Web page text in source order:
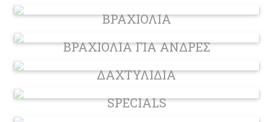
ΒΡΑΧΙΟΛΙΑ
ΒΡΑΧΙΟΛΙΑ ΓΙΑ ΑΝΔΡΕΣ
ΔΑΧΤΥΛΙΔΙΑ
SPECIALS